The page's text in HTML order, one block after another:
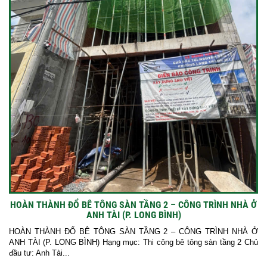
HOÀN THÀNH ĐỔ BÊ TÔNG SÀN TẦNG 2 – CÔNG TRÌNH NHÀ Ở
ANH TÀI (P. LONG BÌNH)
HOÀN THÀNH ĐỔ BÊ TÔNG SÀN TẦNG 2 – CÔNG TRÌNH NHÀ Ở
ANH TÀI (P. LONG BÌNH) Hạng mục: Thi công bê tông sàn tầng 2 Chủ
đầu tư: Anh Tài...